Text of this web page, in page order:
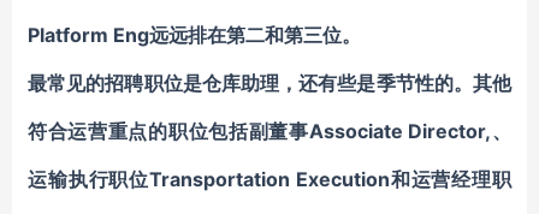
Platform Eng远远排在第二和第三位。
最常见的招聘职位是仓库助理，还有些是季节性的。其他
符合运营重点的职位包括副董事Associate Director,、
运输执行职位Transportation Execution和运营经理职